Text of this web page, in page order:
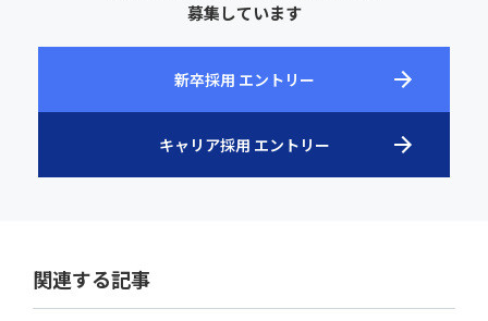
募集しています
新卒採用 エントリー
キャリア採用 エントリー
関連する記事